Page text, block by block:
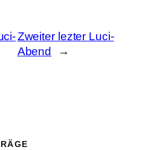
Zweiter lezter Luci-
Abend
→